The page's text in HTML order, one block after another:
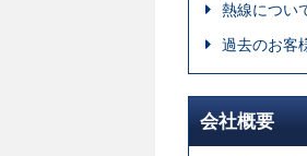
熱線につい
過去のお客
会社概要